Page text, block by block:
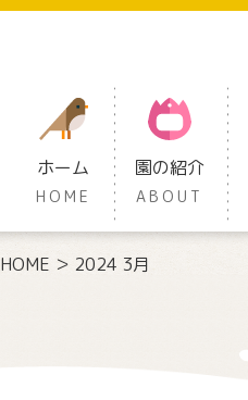
ホーム
HOME
園の紹介
ABOUT
HOME 2024 3月